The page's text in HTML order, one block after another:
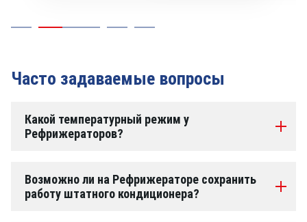
Часто задаваемые вопросы
Какой температурный режим у
Рефрижераторов?
Возможно ли на Рефрижераторе сохранить
работу штатного кондиционера?